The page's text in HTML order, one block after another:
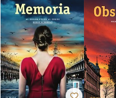
contract cu editura Norstedts pentru
păianjen a apărut simultan în 26 de
lume. La Editura Trei au apărut
perioadă din tinerețea lui
sale. Drepturile pentru traducerea